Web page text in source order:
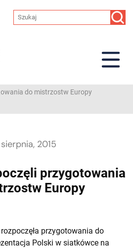
do mistrzostw Europy
2015
przygotowania
Europy
przygotowania do
Polski w siatkówce na